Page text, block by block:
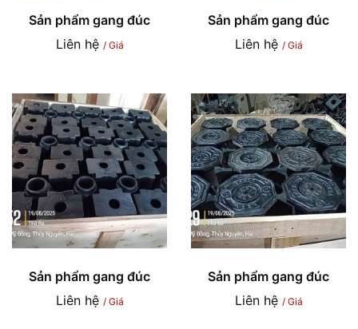
Sản phẩm gang đúc
Liên hệ / Giá
Sản phẩm gang đúc
Liên hệ / Giá
Sản phẩm gang đúc
Liên hệ / Giá
Sản phẩm gang đúc
Liên hệ / Giá